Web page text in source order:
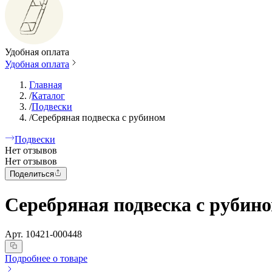
Удобная оплата
Удобная оплата
Главная
/Каталог
/Подвески
/Серебряная подвеска с рубином
Подвески
Нет отзывов
Нет отзывов
Поделиться
Серебряная подвеска с
Арт. 10421-000448
Подробнее о товаре